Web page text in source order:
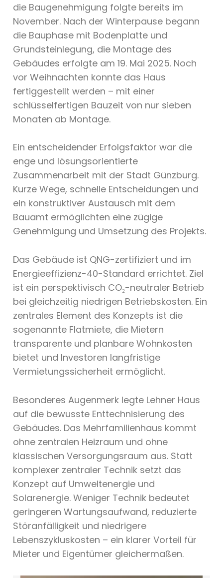
die Baugenehmigung folgte bereits im
November. Nach der Winterpause begann
die Bauphase mit Bodenplatte und
Grundsteinlegung, die Montage des
Gebäudes erfolgte am 19. Mai 2025. Noch
vor Weihnachten konnte das Haus
fertiggestellt werden – mit einer
schlüsselfertigen Bauzeit von nur sieben
Monaten ab Montage.
Ein entscheidender Erfolgsfaktor war die
enge und lösungsorientierte
Zusammenarbeit mit der Stadt Günzburg.
Kurze Wege, schnelle Entscheidungen und
ein konstruktiver Austausch mit dem
Bauamt ermöglichten eine zügige
Genehmigung und Umsetzung des Projekts.
Das Gebäude ist QNG-zertifiziert und im
Energieeffizienz-40-Standard errichtet. Ziel
ist ein perspektivisch CO₂-neutraler Betrieb
bei gleichzeitig niedrigen Betriebskosten. Ein
zentrales Element des Konzepts ist die
sogenannte Flatmiete, die Mietern
transparente und planbare Wohnkosten
bietet und Investoren langfristige
Vermietungssicherheit ermöglicht.
Besonderes Augenmerk legte Lehner Haus
auf die bewusste Enttechnisierung des
Gebäudes. Das Mehrfamilienhaus kommt
ohne zentralen Heizraum und ohne
klassischen Versorgungsraum aus. Statt
komplexer zentraler Technik setzt das
Konzept auf Umweltenergie und
Solarenergie. Weniger Technik bedeutet
geringeren Wartungsaufwand, reduzierte
Störanfälligkeit und niedrigere
Lebenszykluskosten – ein klarer Vorteil für
Mieter und Eigentümer gleichermaßen.